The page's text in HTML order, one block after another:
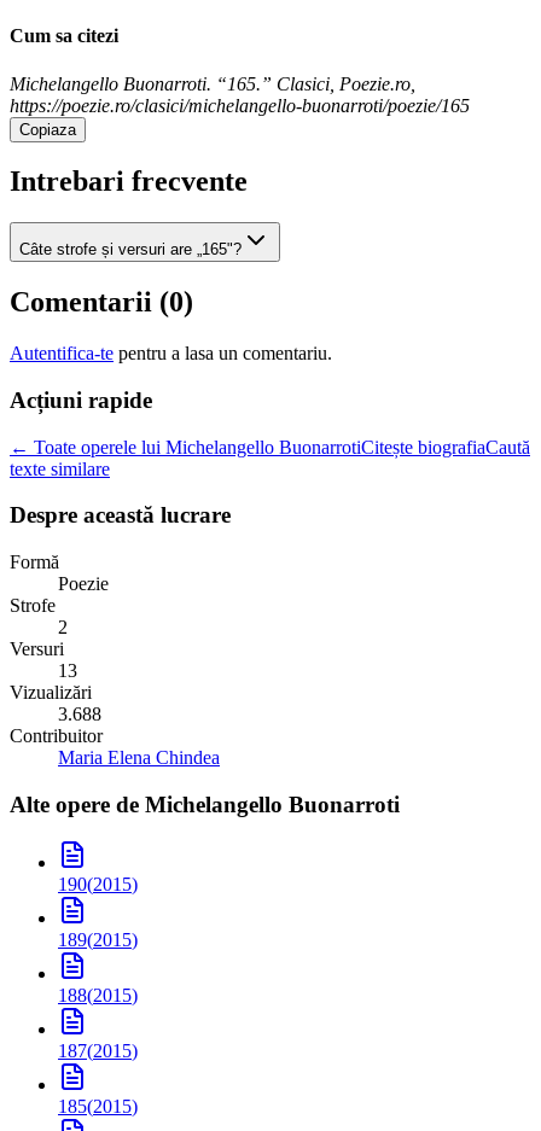
Cum sa citezi
Michelangello Buonarroti. “165.” Clasici, Poezie.ro,
https://poezie.ro/clasici/michelangello-buonarroti/poezie/165
Copiaza
Intrebari frecvente
Câte strofe și versuri are „165"?
Comentarii (0)
Autentifica-te pentru a lasa un comentariu.
Acțiuni rapide
← Toate operele lui Michelangello BuonarrotiCitește biografiaCaută
texte similare
Despre această lucrare
Formă
Poezie
Strofe
2
Versuri
13
Vizualizări
3.688
Contribuitor
Maria Elena Chindea
Alte opere de Michelangello Buonarroti
190(2015)
189(2015)
188(2015)
187(2015)
185(2015)